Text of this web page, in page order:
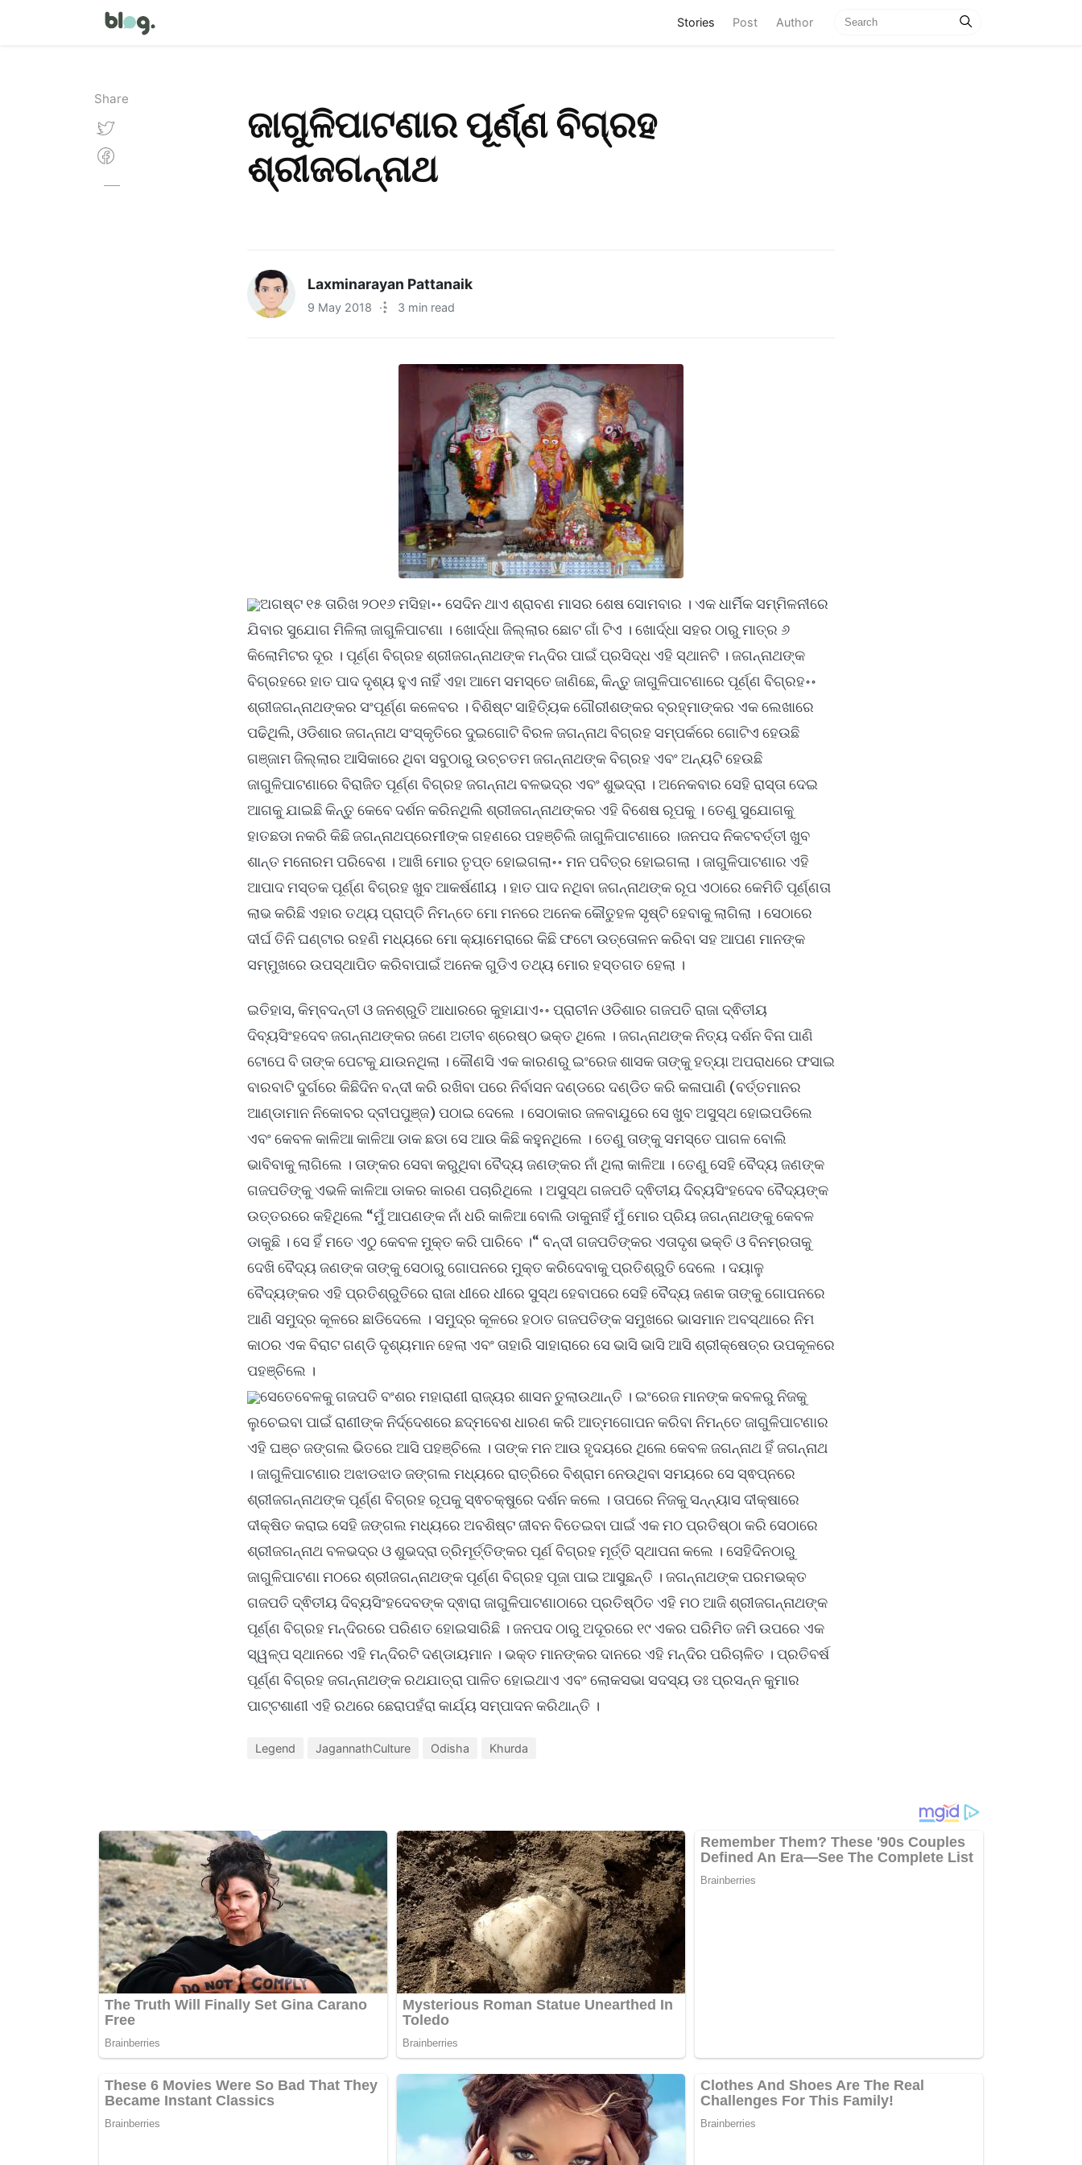
Stories (current)
Post Author
Share
ଜାଗୁଳିପାଟଣାର ପୂର୍ଣ୍ଣ ବିଗ୍ରହ
ଶ୍ରୀଜଗନ୍ନାଥ
Laxminarayan Pattanaik
9 May 2018 · 3 min read
ଅଗଷ୍ଟ ୧୫ ତାରିଖ ୨୦୧୬ ମସିହା॰॰ ସେଦିନ ଥାଏ ଶ୍ରାବଣ ମାସର ଶେଷ ସୋମବାର । ଏକ ଧାର୍ମିକ ସମ୍ମିଳନୀରେ
ଯିବାର ସୁଯୋଗ ମିଳିଲା ଜାଗୁଳିପାଟଣା । ଖୋର୍ଦ୍ଧା ଜିଲ୍ଲାର ଛୋଟ ଗାଁ ଟିଏ । ଖୋର୍ଦ୍ଧା ସହର ଠାରୁ ମାତ୍ର ୬
କିଲୋମିଟର ଦୂର । ପୂର୍ଣ୍ଣ ବିଗ୍ରହ ଶ୍ରୀଜଗନ୍ନାଥଙ୍କ ମନ୍ଦିର ପାଇଁ ପ୍ରସିଦ୍ଧ ଏହି ସ୍ଥାନଟି । ଜଗନ୍ନାଥଙ୍କ
ବିଗ୍ରହରେ ହାତ ପାଦ ଦୃଶ୍ୟ ହୁଏ ନାହିଁ ଏହା ଆମେ ସମସ୍ତେ ଜାଣିଛେ, କିନ୍ତୁ ଜାଗୁଳିପାଟଣାରେ ପୂର୍ଣ୍ଣ ବିଗ୍ରହ॰॰
ଶ୍ରୀଜଗନ୍ନାଥଙ୍କର ସଂପୂର୍ଣ୍ଣ କଳେବର । ବିଶିଷ୍ଟ ସାହିତ୍ୟିକ ଗୌରୀଶଙ୍କର ବ୍ରହ୍ମାଙ୍କର ଏକ ଲେଖାରେ
ପଢିଥିଲି, ଓଡିଶାର ଜଗନ୍ନାଥ ସଂସ୍କୃତିରେ ଦୁଇଗୋଟି ବିରଳ ଜଗନ୍ନାଥ ବିଗ୍ରହ ସମ୍ପର୍କରେ ଗୋଟିଏ ହେଉଛି
ଗଞ୍ଜାମ ଜିଲ୍ଲାର ଆସିକାରେ ଥିବା ସବୁଠାରୁ ଉଚ୍ଚତମ ଜଗନ୍ନାଥଙ୍କ ବିଗ୍ରହ ଏବଂ ଅନ୍ୟଟି ହେଉଛି
ଜାଗୁଳିପାଟଣାରେ ବିରାଜିତ ପୂର୍ଣ୍ଣ ବିଗ୍ରହ ଜଗନ୍ନାଥ ବଳଭଦ୍ର ଏବଂ ଶୁଭଦ୍ରା । ଅନେକବାର ସେହି ରାସ୍ତା ଦେଇ
ଆଗକୁ ଯାଇଛି କିନ୍ତୁ କେବେ ଦର୍ଶନ କରିନଥିଲି ଶ୍ରୀଜଗନ୍ନାଥଙ୍କର ଏହି ବିଶେଷ ରୂପକୁ । ତେଣୁ ସୁଯୋଗକୁ
ହାତଛଡା ନକରି କିଛି ଜଗନ୍ନାଥପ୍ରେମୀଙ୍କ ଗହଣରେ ପହଞ୍ଚିଲି ଜାଗୁଳିପାଟଣାରେ ।ଜନପଦ ନିକଟବର୍ତ୍ତୀ ଖୁବ
ଶାନ୍ତ ମନୋରମ ପରିବେଶ । ଆଖି ମୋର ତୃପ୍ତ ହୋଇଗଲା॰॰ ମନ ପବିତ୍ର ହୋଇଗଲା । ଜାଗୁଳିପାଟଣାର ଏହି
ଆପାଦ ମସ୍ତକ ପୂର୍ଣ୍ଣ ବିଗ୍ରହ ଖୁବ ଆକର୍ଷଣୀୟ । ହାତ ପାଦ ନଥିବା ଜଗନ୍ନାଥଙ୍କ ରୂପ ଏଠାରେ କେମିତି ପୂର୍ଣ୍ଣତା
ଲାଭ କରିଛି ଏହାର ତଥ୍ୟ ପ୍ରାପ୍ତି ନିମନ୍ତେ ମୋ ମନରେ ଅନେକ କୌତୁହଳ ସୃଷ୍ଟି ହେବାକୁ ଲାଗିଲା । ସେଠାରେ
ଦୀର୍ଘ ତିନି ଘଣ୍ଟାର ରହଣି ମଧ୍ୟରେ ମୋ କ୍ୟାମେରାରେ କିଛି ଫଟୋ ଉତ୍ତୋଳନ କରିବା ସହ ଆପଣ ମାନଙ୍କ
ସମ୍ମୁଖରେ ଉପସ୍ଥାପିତ କରିବାପାଇଁ ଅନେକ ଗୁଡିଏ ତଥ୍ୟ ମୋର ହସ୍ତଗତ ହେଲା ।
ଇତିହାସ, କିମ୍ବଦନ୍ତୀ ଓ ଜନଶ୍ରୁତି ଆଧାରରେ କୁହାଯାଏ॰॰ ପ୍ରାଚୀନ ଓଡିଶାର ଗଜପତି ରାଜା ଦ୍ଵିତୀୟ
ଦିବ୍ୟସିଂହଦେବ ଜଗନ୍ନାଥଙ୍କର ଜଣେ ଅତୀବ ଶ୍ରେଷ୍ଠ ଭକ୍ତ ଥିଲେ । ଜଗନ୍ନାଥଙ୍କ ନିତ୍ୟ ଦର୍ଶନ ବିନା ପାଣି
ଟୋପେ ବି ତାଙ୍କ ପେଟକୁ ଯାଉନଥିଲା । କୌଣସି ଏକ କାରଣରୁ ଇଂରେଜ ଶାସକ ତାଙ୍କୁ ହତ୍ୟା ଅପରାଧରେ ଫସାଇ
ବାରବାଟି ଦୁର୍ଗରେ କିଛିଦିନ ବନ୍ଦୀ କରି ରଖିବା ପରେ ନିର୍ବାସନ ଦଣ୍ଡରେ ଦଣ୍ଡିତ କରି କଳାପାଣି (ବର୍ତ୍ତମାନର
ଆଣ୍ଡାମାନ ନିକୋବର ଦ୍ବୀପପୁଞ୍ଜ) ପଠାଇ ଦେଲେ । ସେଠାକାର ଜଳବାଯୁରେ ସେ ଖୁବ ଅସୁସ୍ଥ ହୋଇପଡିଲେ
ଏବଂ କେବଳ କାଳିଆ କାଳିଆ ଡାକ ଛଡା ସେ ଆଉ କିଛି କହୁନଥିଲେ । ତେଣୁ ତାଙ୍କୁ ସମସ୍ତେ ପାଗଳ ବୋଲି
ଭାବିବାକୁ ଲାଗିଲେ । ତାଙ୍କର ସେବା କରୁଥିବା ବୈଦ୍ୟ ଜଣଙ୍କର ନାଁ ଥିଲା କାଳିଆ । ତେଣୁ ସେହି ବୈଦ୍ୟ ଜଣଙ୍କ
ଗଜପତିଙ୍କୁ ଏଭଳି କାଳିଆ ଡାକର କାରଣ ପଚାରିଥିଲେ । ଅସୁସ୍ଥ ଗଜପତି ଦ୍ଵିତୀୟ ଦିବ୍ୟସିଂହଦେବ ବୈଦ୍ୟଙ୍କ
ଉତ୍ତରରେ କହିଥିଲେ “ମୁଁ ଆପଣଙ୍କ ନାଁ ଧରି କାଳିଆ ବୋଲି ଡାକୁନାହିଁ ମୁଁ ମୋର ପ୍ରିୟ ଜଗନ୍ନାଥଙ୍କୁ କେବଳ
ଡାକୁଛି । ସେ ହିଁ ମତେ ଏଠୁ କେବଳ ମୁକ୍ତ କରି ପାରିବେ ।“ ବନ୍ଦୀ ଗଜପତିଙ୍କର ଏତାଦୃଶ ଭକ୍ତି ଓ ବିନମ୍ରତାକୁ
ଦେଖି ବୈଦ୍ୟ ଜଣଙ୍କ ତାଙ୍କୁ ସେଠାରୁ ଗୋପନରେ ମୁକ୍ତ କରିଦେବାକୁ ପ୍ରତିଶ୍ରୁତି ଦେଲେ । ଦୟାଳୁ
ବୈଦ୍ୟଙ୍କର ଏହି ପ୍ରତିଶ୍ରୁତିରେ ରାଜା ଧୀରେ ଧୀରେ ସୁସ୍ଥ ହେବାପରେ ସେହି ବୈଦ୍ୟ ଜଣକ ତାଙ୍କୁ ଗୋପନରେ
ଆଣି ସମୁଦ୍ର କୂଳରେ ଛାଡିଦେଲେ । ସମୁଦ୍ର କୂଳରେ ହଠାତ ଗଜପତିଙ୍କ ସମୁଖରେ ଭାସମାନ ଅବସ୍ଥାରେ ନିମ
କାଠର ଏକ ବିରାଟ ଗଣ୍ଡି ଦୃଶ୍ୟମାନ ହେଲା ଏବଂ ତାହାରି ସାହାରାରେ ସେ ଭାସି ଭାସି ଆସି ଶ୍ରୀକ୍ଷେତ୍ର ଉପକୂଳରେ
ପହଞ୍ଚିଲେ ।
ସେତେବେଳକୁ ଗଜପତି ବଂଶର ମହାରାଣୀ ରାଜ୍ୟର ଶାସନ ତୁଲାଉଥାନ୍ତି । ଇଂରେଜ ମାନଙ୍କ କବଳରୁ ନିଜକୁ
ଲୁଚେଇବା ପାଇଁ ରାଣୀଙ୍କ ନିର୍ଦ୍ଦେଶରେ ଛଦ୍ମବେଶ ଧାରଣ କରି ଆତ୍ମଗୋପନ କରିବା ନିମନ୍ତେ ଜାଗୁଳିପାଟଣାର
ଏହି ଘଞ୍ଚ ଜଙ୍ଗଲ ଭିତରେ ଆସି ପହଞ୍ଚିଲେ । ତାଙ୍କ ମନ ଆଉ ହୃଦୟରେ ଥିଲେ କେବଳ ଜଗନ୍ନାଥ ହିଁ ଜଗନ୍ନାଥ
। ଜାଗୁଳିପାଟଣାର ଅଝାଡଝାଡ ଜଙ୍ଗଲ ମଧ୍ୟରେ ରାତ୍ରିରେ ବିଶ୍ରାମ ନେଉଥିବା ସମୟରେ ସେ ସ୍ଵପ୍ନରେ
ଶ୍ରୀଜଗନ୍ନାଥଙ୍କ ପୂର୍ଣ୍ଣ ବିଗ୍ରହ ରୂପକୁ ସ୍ଵଚକ୍ଷୁରେ ଦର୍ଶନ କଲେ । ତାପରେ ନିଜକୁ ସନ୍ନ୍ୟାସ ଦୀକ୍ଷାରେ
ଦୀକ୍ଷିତ କରାଇ ସେହି ଜଙ୍ଗଲ ମଧ୍ୟରେ ଅବଶିଷ୍ଟ ଜୀବନ ବିତେଇବା ପାଇଁ ଏକ ମଠ ପ୍ରତିଷ୍ଠା କରି ସେଠାରେ
ଶ୍ରୀଜଗନ୍ନାଥ ବଳଭଦ୍ର ଓ ଶୁଭଦ୍ରା ତ୍ରିମୂର୍ତ୍ତିଙ୍କର ପୂର୍ଣ ବିଗ୍ରହ ମୂର୍ତ୍ତି ସ୍ଥାପନା କଲେ । ସେହିଦିନଠାରୁ
ଜାଗୁଳିପାଟଣା ମଠରେ ଶ୍ରୀଜଗନ୍ନାଥଙ୍କ ପୂର୍ଣ୍ଣ ବିଗ୍ରହ ପୂଜା ପାଇ ଆସୁଛନ୍ତି । ଜଗନ୍ନାଥଙ୍କ ପରମଭକ୍ତ
ଗଜପତି ଦ୍ଵିତୀୟ ଦିବ୍ୟସିଂହଦେବଙ୍କ ଦ୍ଵାରା ଜାଗୁଳିପାଟଣାଠାରେ ପ୍ରତିଷ୍ଠିତ ଏହି ମଠ ଆଜି ଶ୍ରୀଜଗନ୍ନାଥଙ୍କ
ପୂର୍ଣ୍ଣ ବିଗ୍ରହ ମନ୍ଦିରରେ ପରିଣତ ହୋଇସାରିଛି । ଜନପଦ ଠାରୁ ଅଦୂରରେ ୧୯ ଏକର ପରିମିତ ଜମି ଉପରେ ଏକ
ସ୍ୱଳ୍ପ ସ୍ଥାନରେ ଏହି ମନ୍ଦିରଟି ଦଣ୍ଡାୟମାନ । ଭକ୍ତ ମାନଙ୍କର ଦାନରେ ଏହି ମନ୍ଦିର ପରିଚାଳିତ । ପ୍ରତିବର୍ଷ
ପୂର୍ଣ୍ଣ ବିଗ୍ରହ ଜଗନ୍ନାଥଙ୍କ ରଥଯାତ୍ରା ପାଳିତ ହୋଇଥାଏ ଏବଂ ଲୋକସଭା ସଦସ୍ୟ ଡଃ ପ୍ରସନ୍ନ କୁମାର
ପାଟ୍ଟଶାଣୀ ଏହି ରଥରେ ଛେରାପହଁରା କାର୍ଯ୍ୟ ସମ୍ପାଦନ କରିଥାନ୍ତି ।
Legend JagannathCulture Odisha Khurda